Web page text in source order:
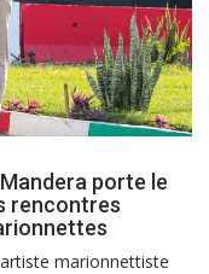
porte le
rencontres
marionnettiste